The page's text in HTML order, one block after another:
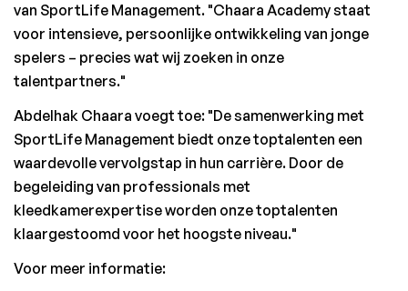
van SportLife Management. "Chaara Academy staat
voor intensieve, persoonlijke ontwikkeling van jonge
spelers – precies wat wij zoeken in onze
talentpartners."
Abdelhak Chaara voegt toe: "De samenwerking met
SportLife Management biedt onze toptalenten een
waardevolle vervolgstap in hun carrière. Door de
begeleiding van professionals met
kleedkamerexpertise worden onze toptalenten
klaargestoomd voor het hoogste niveau."
Voor meer informatie: